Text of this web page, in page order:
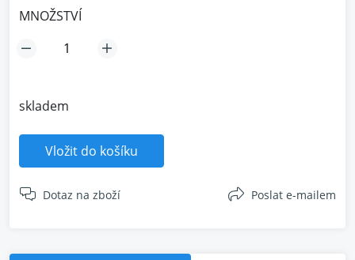
MNOŽSTVÍ
skladem
Vložit do košíku
Dotaz na zboží Poslat e-mailem